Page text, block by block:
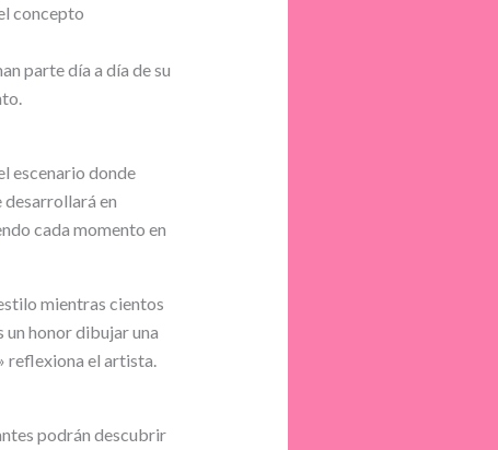
concepto
parte día a día de su
escenario donde
desarrollará en
cada momento en
mientras cientos
un honor dibujar una
reflexiona el artista.
podrán descubrir